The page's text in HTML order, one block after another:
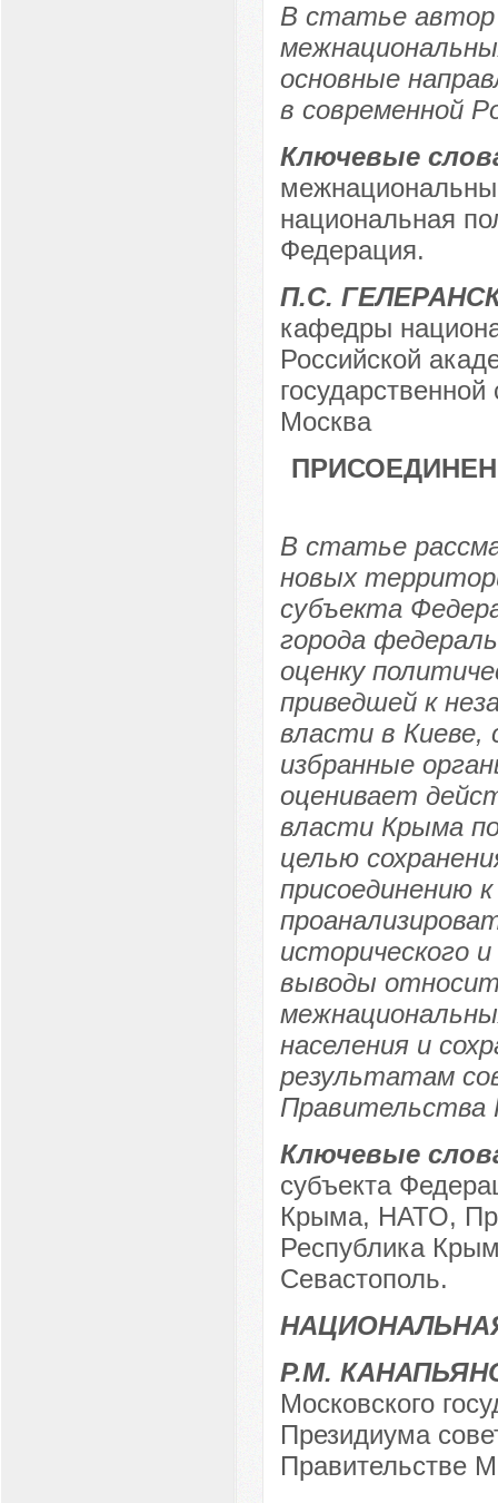
В статье автор
основные
в современной
Ключевые
национальная
Федерация.
П.С.
кафедры
Российской
Москва
В статье
новых
субъекта
города
оценку
приведшей к
власти в Киеве,
избранные
оценивает
власти Крыма
целью
присоединению
исторического
выводы
населения и
результатам
Правительства
Ключевые
субъекта
Крыма, НАТО,
Республика
Севастополь.
Р.М.
Московского
Президиума
Правительстве